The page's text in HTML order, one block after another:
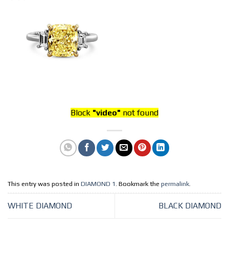
Block "video" not found
This entry was posted in DIAMOND 1 . Bookmark the permalink
WHITE DIAMOND BLACK DIAMOND